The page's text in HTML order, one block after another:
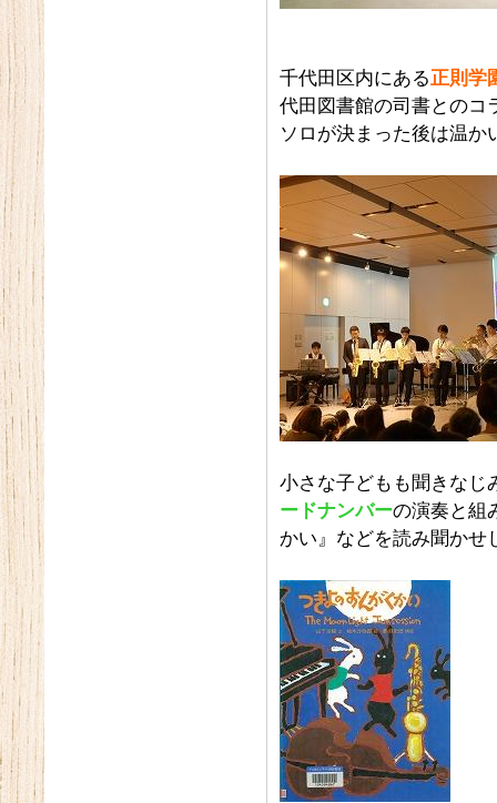
千代田区内にある正則学
代田図書館の司書とのコ
ソロが決まった後は温か
小さな子どもも聞きなじ
ードナンバーの演奏と組
かい』などを読み聞かせ